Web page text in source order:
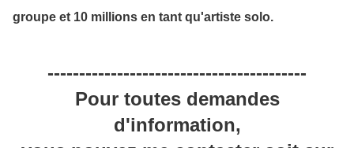
groupe et 10 millions en tant qu'artiste solo.
-----------------------------------------
Pour toutes demandes
d'information,